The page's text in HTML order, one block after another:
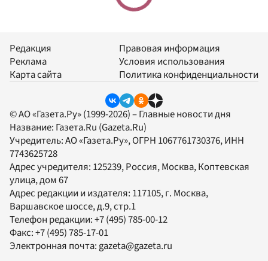
Редакция
Реклама
Карта сайта
Правовая информация
Условия использования
Политика конфиденциальности
© АО «Газета.Ру» (1999-2026) – Главные новости дня
Название: Газета.Ru (Gazeta.Ru)
Учредитель:АО «Газета.Ру», ОГРН 1067761730376, ИНН
7743625728
Адрес учредителя: 125239, Россия, Москва, Коптевская
улица, дом 67
Адрес редакции и издателя: 117105, г. Москва,
Варшавское шоссе, д.9, стр.1
Телефон редакции:+7 (495) 785-00-12
Факс:+7 (495) 785-17-01
Электронная почта:gazeta@gazeta.ru